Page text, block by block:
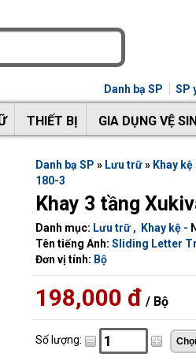
Danh bạ SP
SP
THIẾT BỊ GIA DỤNG VỆ
Danh bạ SP » Lưu trữ» Khay kệ
180-3
Khay 3 tầng
Danh mục: Lưu trữ, Khay kệ-
Tên tiếng Anh: Sliding Letter
Đơn vị tính: Bộ
198,000 đ / Bộ
Số lượng: